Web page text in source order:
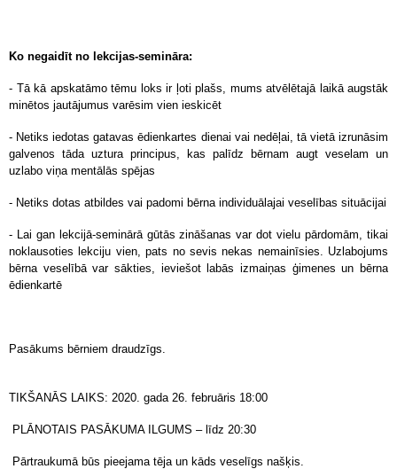
Ko negaidīt no lekcijas-semināra:
- Tā kā apskatāmo tēmu loks ir ļoti plašs, mums atvēlētajā laikā augstāk
minētos jautājumus varēsim vien ieskicēt
- Netiks iedotas gatavas ēdienkartes dienai vai nedēļai, tā vietā izrunāsim
galvenos tāda uztura principus, kas palīdz bērnam augt veselam un
uzlabo viņa mentālās spējas
- Netiks dotas atbildes vai padomi bērna individuālajai veselības situācijai
- Lai gan lekcijā-seminārā gūtās zināšanas var dot vielu pārdomām, tikai
noklausoties lekciju vien, pats no sevis nekas nemainīsies. Uzlabojums
bērna veselībā var sākties, ieviešot labās izmaiņas ģimenes un bērna
ēdienkartē
Pasākums bērniem draudzīgs.
TIKŠANĀS LAIKS: 2020. gada 26. februāris 18:00
PLĀNOTAIS PASĀKUMA ILGUMS – līdz 20:30
Pārtraukumā būs pieejama tēja un kāds veselīgs našķis.